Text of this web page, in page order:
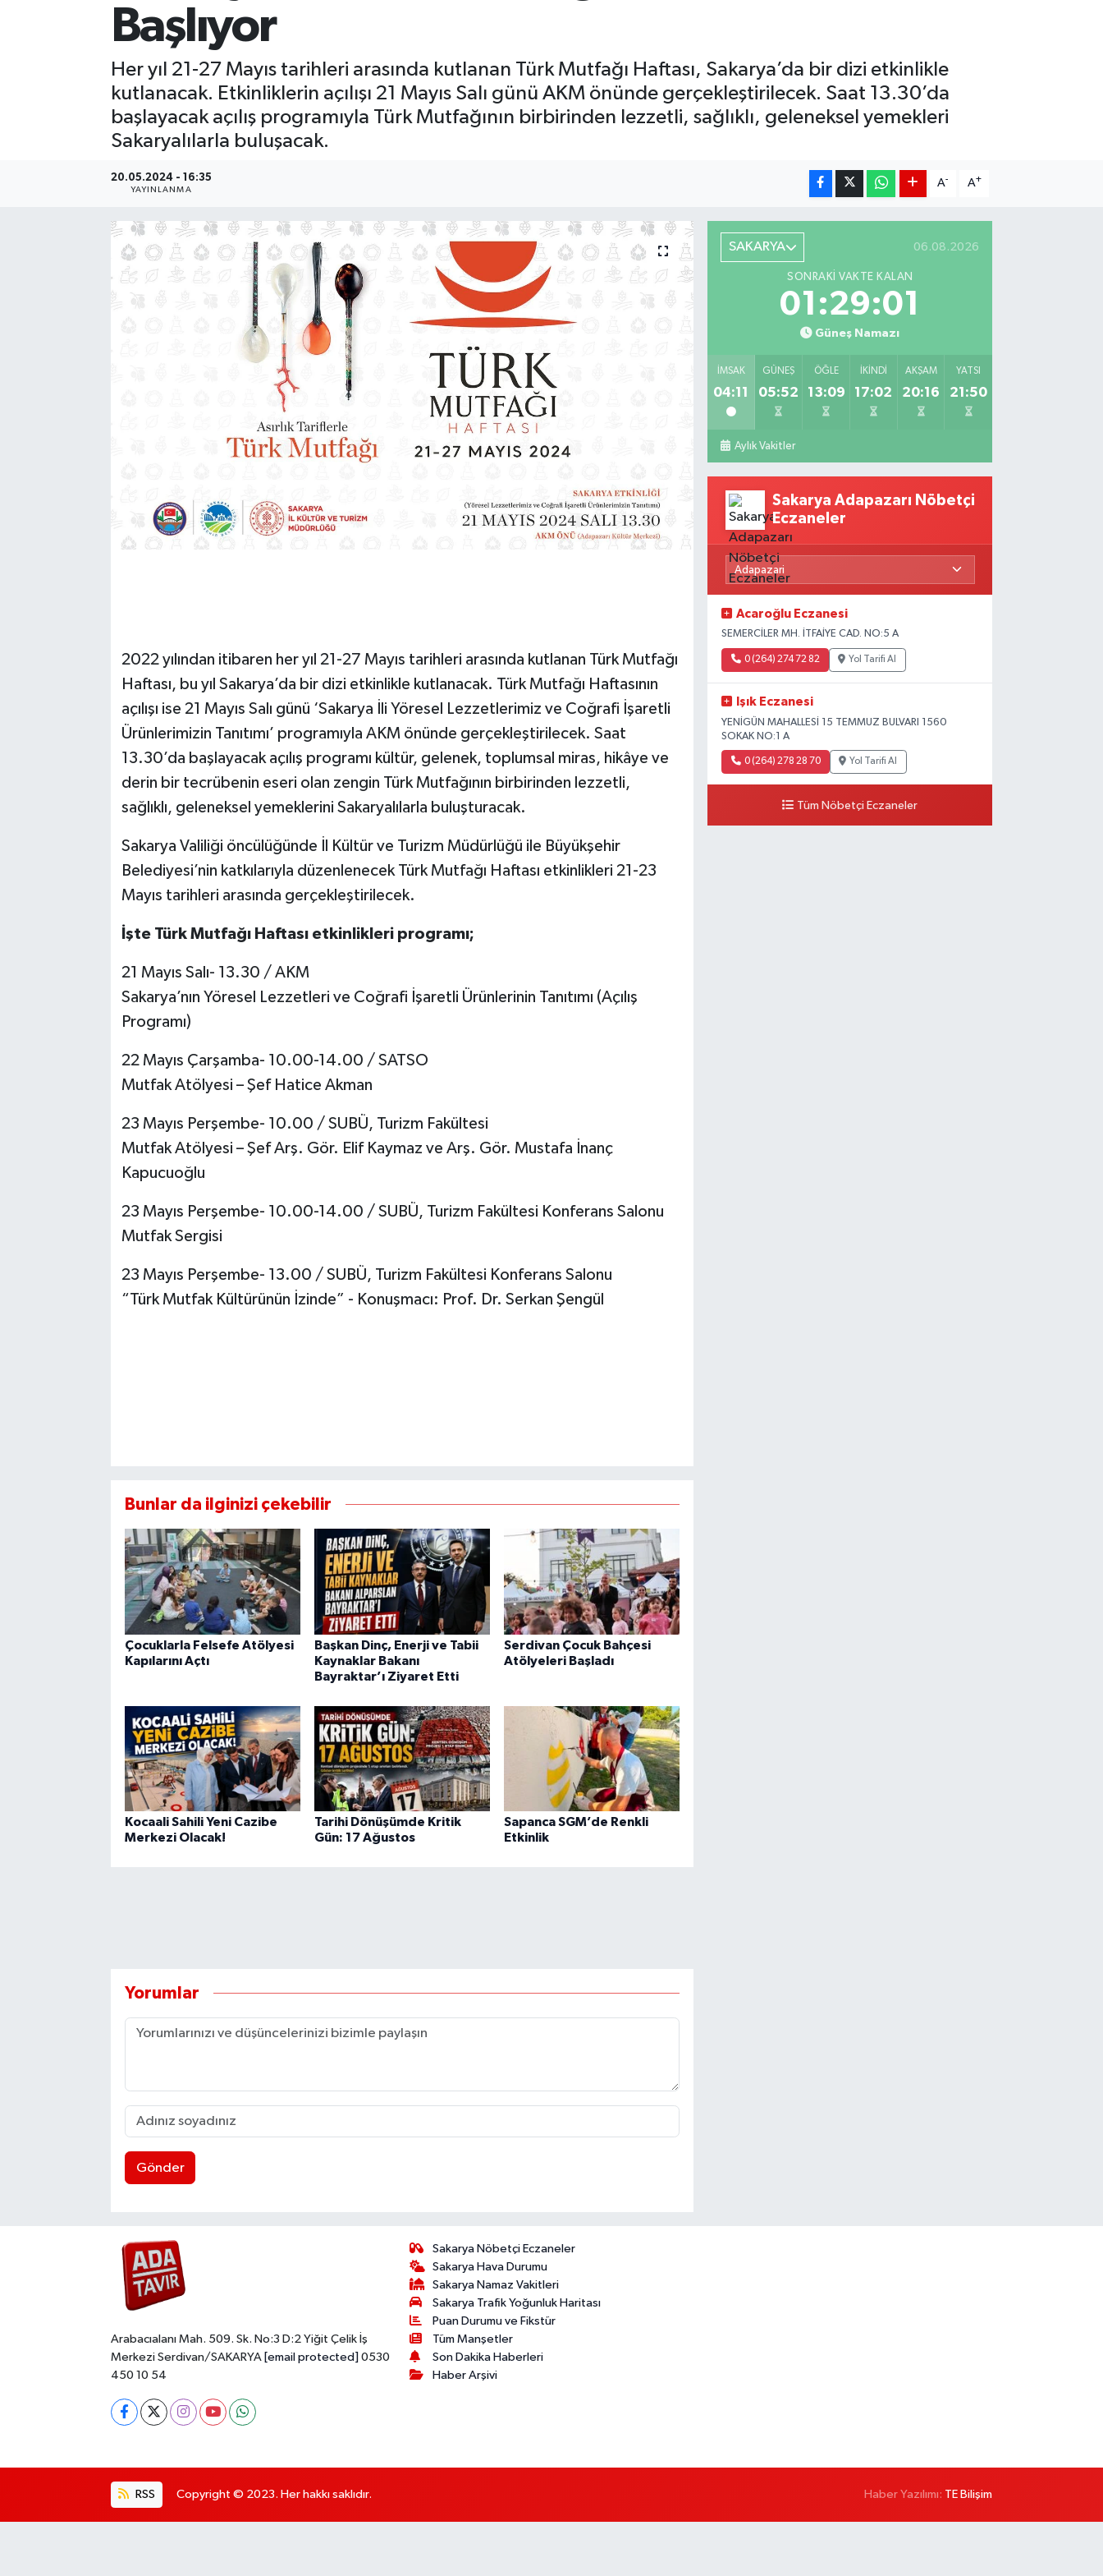
Başlıyor
Her yıl 21-27 Mayıs tarihleri arasında kutlanan Türk Mutfağı Haftası, Sakarya’da bir dizi etkinlikle
kutlanacak. Etkinliklerin açılışı 21 Mayıs Salı günü AKM önünde gerçekleştirilecek. Saat 13.30’da
başlayacak açılış programıyla Türk Mutfağının birbirinden lezzetli, sağlıklı, geleneksel yemekleri
Sakaryalılarla buluşacak.
20.05.2024 - 16:35
YAYINLANMA
A- A+
2022 yılından itibaren her yıl 21-27 Mayıs tarihleri arasında kutlanan Türk Mutfağı
Haftası, bu yıl Sakarya’da bir dizi etkinlikle kutlanacak. Türk Mutfağı Haftasının
açılışı ise 21 Mayıs Salı günü ‘Sakarya İli Yöresel Lezzetlerimiz ve Coğrafi İşaretli
Ürünlerimizin Tanıtımı’ programıyla AKM önünde gerçekleştirilecek. Saat
13.30’da başlayacak açılış programı kültür, gelenek, toplumsal miras, hikâye ve
derin bir tecrübenin eseri olan zengin Türk Mutfağının birbirinden lezzetli,
sağlıklı, geleneksel yemeklerini Sakaryalılarla buluşturacak.
Sakarya Valiliği öncülüğünde İl Kültür ve Turizm Müdürlüğü ile Büyükşehir
Belediyesi’nin katkılarıyla düzenlenecek Türk Mutfağı Haftası etkinlikleri 21-23
Mayıs tarihleri arasında gerçekleştirilecek.
İşte Türk Mutfağı Haftası etkinlikleri programı;
21 Mayıs Salı- 13.30 / AKM
Sakarya’nın Yöresel Lezzetleri ve Coğrafi İşaretli Ürünlerinin Tanıtımı (Açılış
Programı)
22 Mayıs Çarşamba- 10.00-14.00 / SATSO
Mutfak Atölyesi – Şef Hatice Akman
23 Mayıs Perşembe- 10.00 / SUBÜ, Turizm Fakültesi
Mutfak Atölyesi – Şef Arş. Gör. Elif Kaymaz ve Arş. Gör. Mustafa İnanç
Kapucuoğlu
23 Mayıs Perşembe- 10.00-14.00 / SUBÜ, Turizm Fakültesi Konferans Salonu
Mutfak Sergisi
23 Mayıs Perşembe- 13.00 / SUBÜ, Turizm Fakültesi Konferans Salonu
“Türk Mutfak Kültürünün İzinde” - Konuşmacı: Prof. Dr. Serkan Şengül
Bunlar da ilginizi çekebilir
Çocuklarla Felsefe Atölyesi
Kapılarını Açtı
Başkan Dinç, Enerji ve Tabii
Kaynaklar Bakanı
Bayraktar’ı Ziyaret Etti
Serdivan Çocuk Bahçesi
Atölyeleri Başladı
Kocaali Sahili Yeni Cazibe
Merkezi Olacak!
Tarihi Dönüşümde Kritik
Gün: 17 Ağustos
Sapanca SGM’de Renkli
Etkinlik
Yorumlar
Gönder
SAKARYA 06.08.2026
SONRAKI VAKTE KALAN
01:29:00
Güneş Namazı
İMSAK
04:11
GÜNEŞ
05:52
ÖĞLE
13:09
İKINDI
17:02
AKŞAM
20:16
YATSI
21:50
Aylık Vakitler
Sakarya Adapazarı Nöbetçi
Eczaneler
Acaroğlu Eczanesi
SEMERCİLER MH. İTFAİYE CAD. NO:5 A
0 (264) 274 72 82 Yol Tarifi Al
Işık Eczanesi
YENİGÜN MAHALLESİ 15 TEMMUZ BULVARI 1560
SOKAK NO:1 A
0 (264) 278 28 70 Yol Tarifi Al
Tüm Nöbetçi Eczaneler
Arabacıalanı Mah. 509. Sk. No:3 D:2 Yiğit Çelik İş
Merkezi Serdivan/SAKARYA [email protected] 0530
450 10 54
Sakarya Nöbetçi Eczaneler
Sakarya Hava Durumu
Sakarya Namaz Vakitleri
Sakarya Trafik Yoğunluk Haritası
Puan Durumu ve Fikstür
Tüm Manşetler
Son Dakika Haberleri
Haber Arşivi
RSS Copyright © 2023. Her hakkı saklıdır. Haber Yazılımı: TE Bilişim